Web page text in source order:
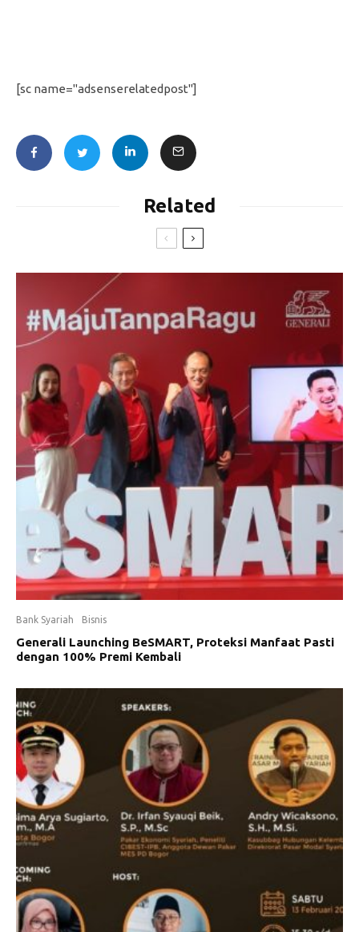
[sc name="adsenserelatedpost"]
Related
Bank Syariah Bisnis
Generali Launching BeSMART, Proteksi Manfaat Pasti
dengan 100% Premi Kembali